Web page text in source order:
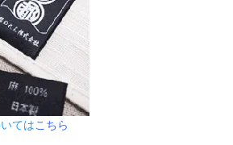
てはこちら